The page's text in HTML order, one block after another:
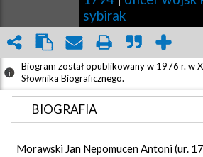
sybirak
Biogram został opublikowany w 1976 r. w
Słownika Biograficznego.
BIOGRAFIA
Morawski Jan Nepomucen Antoni (ur.